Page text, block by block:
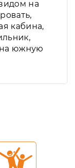
на
кабина,
южную